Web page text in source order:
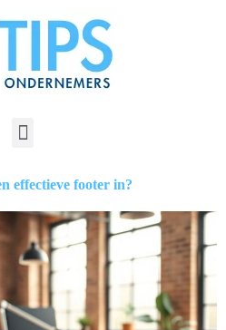
effectieve footer in?